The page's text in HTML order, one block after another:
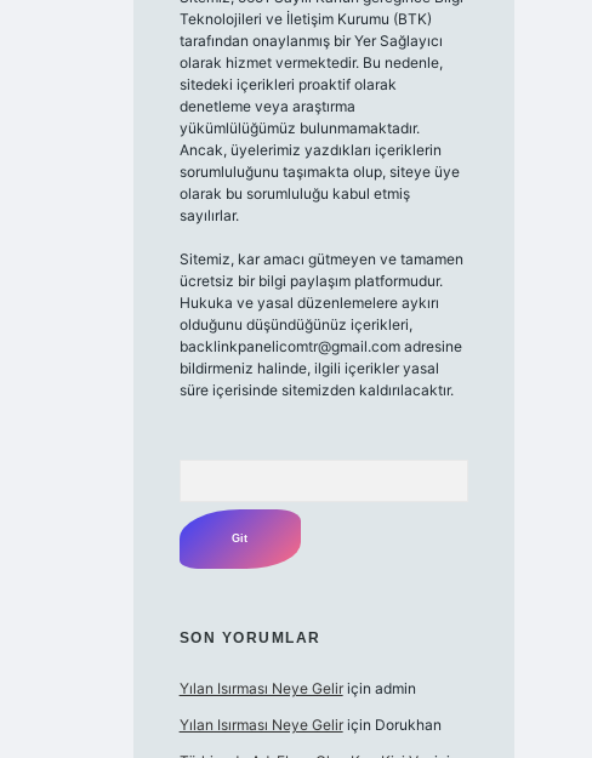
Teknolojileri ve İletişim Kurumu (BTK)
tarafından onaylanmış bir Yer Sağlayıcı
olarak hizmet vermektedir. Bu nedenle,
sitedeki içerikleri proaktif olarak
denetleme veya araştırma
yükümlülüğümüz bulunmamaktadır.
Ancak, üyelerimiz yazdıkları içeriklerin
sorumluluğunu taşımakta olup, siteye üye
olarak bu sorumluluğu kabul etmiş
sayılırlar.
Sitemiz, kar amacı gütmeyen ve tamamen
ücretsiz bir bilgi paylaşım platformudur.
Hukuka ve yasal düzenlemelere aykırı
olduğunu düşündüğünüz içerikleri,
backlinkpanelicomtr@gmail.comadresine
bildirmeniz halinde, ilgili içerikler yasal
süre içerisinde sitemizden kaldırılacaktır.
SON YORUMLAR
Yılan Isırması Neye Geliriçin admin
Yılan Isırması Neye Geliriçin Dorukhan